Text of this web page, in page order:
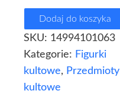
Dodaj do koszyka
SKU: 14994101063
Kategorie: Figurki
kultowe, Przedmioty
kultowe